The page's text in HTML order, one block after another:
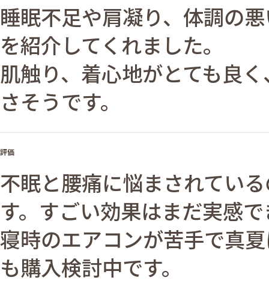
睡眠不足や肩凝り、体調の
を紹介してくれました。
肌触り、着心地がとても良
さそうです。
評価
不眠と腰痛に悩まされてい
す。すごい効果はまだ実感
寝時のエアコンが苦手で真
も購入検討中です。